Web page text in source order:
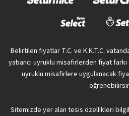
Belirtilen fiyatlar T.C. ve K.K.T.C.
yabancı uyruklu misafirlerden fiyat
uyruklu misafirlere uygulanacak
Sitemizde yer alan tesis özellikleri